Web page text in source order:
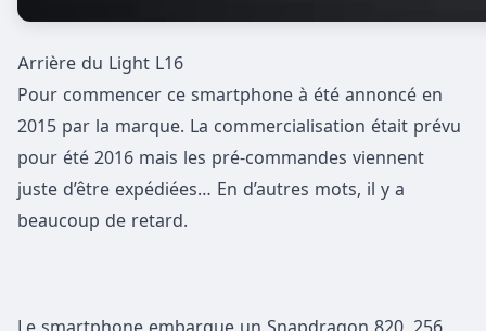
Arrière du Light L16
Pour commencer ce smartphone à été annoncé en
2015 par la marque. La commercialisation était prévu
pour été 2016 mais les pré-commandes viennent
juste d’être expédiées… En d’autres mots, il y a
beaucoup de retard.